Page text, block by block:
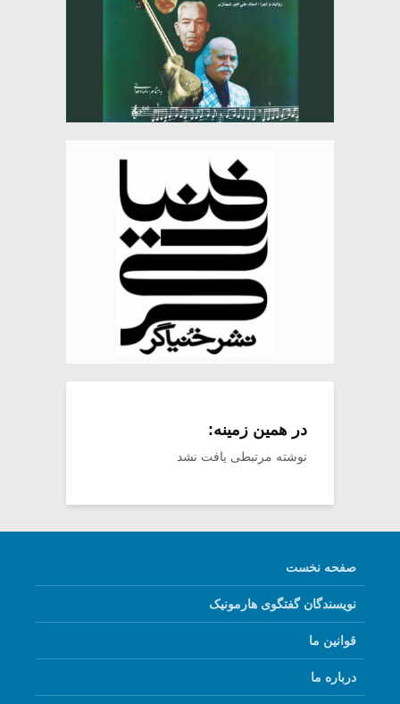
در همین زمینه:
نوشته مرتبطی یافت نشد
صفحه نخست
نویسندگان گفتگوی هارمونیک
قوانین ما
درباره ما